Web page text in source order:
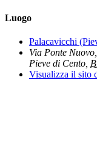
Luogo
Palacavicchi
Via Ponte
Pieve di Cento
Visualizza il sito